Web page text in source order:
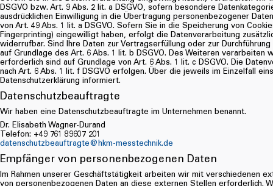
DSGVO bzw. Art. 9 Abs. 2 lit. a DSGVO, sofern besondere
ausdrücklichen Einwilligung in die Übertragung personenbezogener
von Art. 49 Abs. 1 lit. a DSGVO. Sofern Sie in die Speicherung von
Fingerprinting) eingewilligt haben, erfolgt die Datenverarbeitung
widerrufbar. Sind Ihre Daten zur Vertragserfüllung oder zur
auf Grundlage des Art. 6 Abs. 1 lit. b DSGVO. Des Weiteren
erforderlich sind auf Grundlage von Art. 6 Abs. 1 lit. c DSGVO. Die
nach Art. 6 Abs. 1 lit. f DSGVO erfolgen. Über die jeweils im Einzelfall
Datenschutzerklärung informiert.
Datenschutzbeauftragte
Wir haben eine Datenschutzbeauftragte im Unternehmen benannt.
Dr. Elisabeth Wagner-Durand
Telefon: +49 761 89607 201
datenschutzbeauftragte@hkm-messtechnik.de
Empfänger von personenbezogenen Daten
Im Rahmen unserer Geschäftstätigkeit arbeiten wir mit verschiedenen
von personenbezogenen Daten an diese externen Stellen erforderlich.